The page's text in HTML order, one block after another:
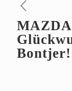
Bontjer!